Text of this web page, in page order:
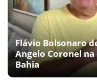
Flávio Bolsonaro
Angelo Coronel
Bahia